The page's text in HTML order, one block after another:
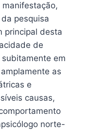
pesquisa
principal desta
de
em
as
e
causas,
norte-